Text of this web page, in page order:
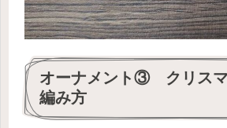
オーナメント③ クリス
編み方